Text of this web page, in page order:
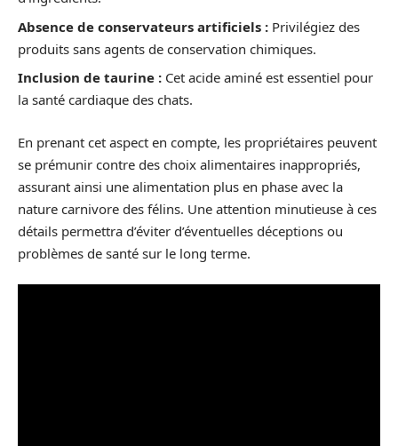
Absence de conservateurs artificiels : Privilégiez des
produits sans agents de conservation chimiques.
Inclusion de taurine : Cet acide aminé est essentiel pour
la santé cardiaque des chats.
En prenant cet aspect en compte, les propriétaires peuvent
se prémunir contre des choix alimentaires inappropriés,
assurant ainsi une alimentation plus en phase avec la
nature carnivore des félins. Une attention minutieuse à ces
détails permettra d’éviter d’éventuelles déceptions ou
problèmes de santé sur le long terme.